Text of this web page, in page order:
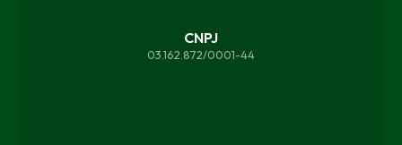
CNPJ
03.162.872/0001-44